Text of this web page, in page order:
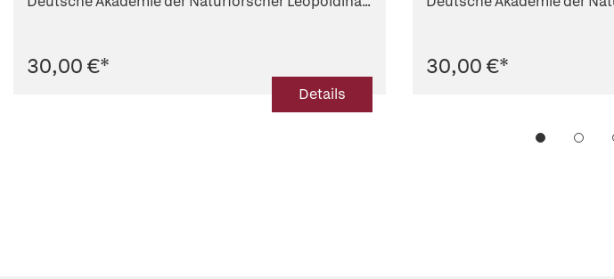
30,00 €*
Details
30,00 €*